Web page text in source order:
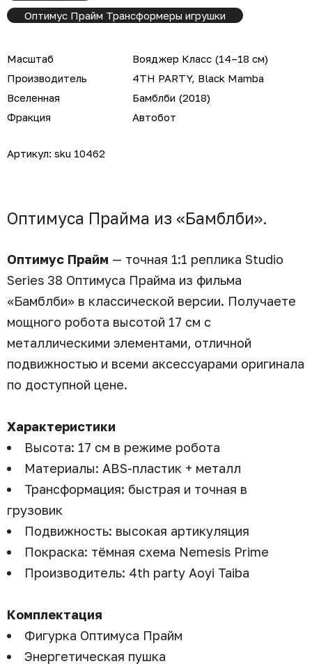
Оптимус Прайм Трансформеры игрушки
Масштаб
Вояджер Класс (14–18 см)
Производитель
4TH PARTY, Black Mamba
Вселенная
Бамблби (2018)
Фракция
Автобот
Артикул: sku 10462
Оптимуса Прайма из «Бамблби».
Оптимус Прайм — точная 1:1 реплика Studio
Series 38 Оптимуса Прайма из фильма
«Бамблби» в классической версии. Получаете
мощного робота высотой 17 см с
металлическими элементами, отличной
подвижностью и всеми аксессуарами оригинала
по доступной цене.
Характеристики
Высота: 17 см в режиме робота
Материалы: ABS-пластик + металл
Трансформация: быстрая и точная в
грузовик
Подвижность: высокая артикуляция
Покраска: тёмная схема Nemesis Prime
Производитель: 4th party Aoyi Taiba
Комплектация
Фигурка Оптимуса Прайм
Энергетическая пушка